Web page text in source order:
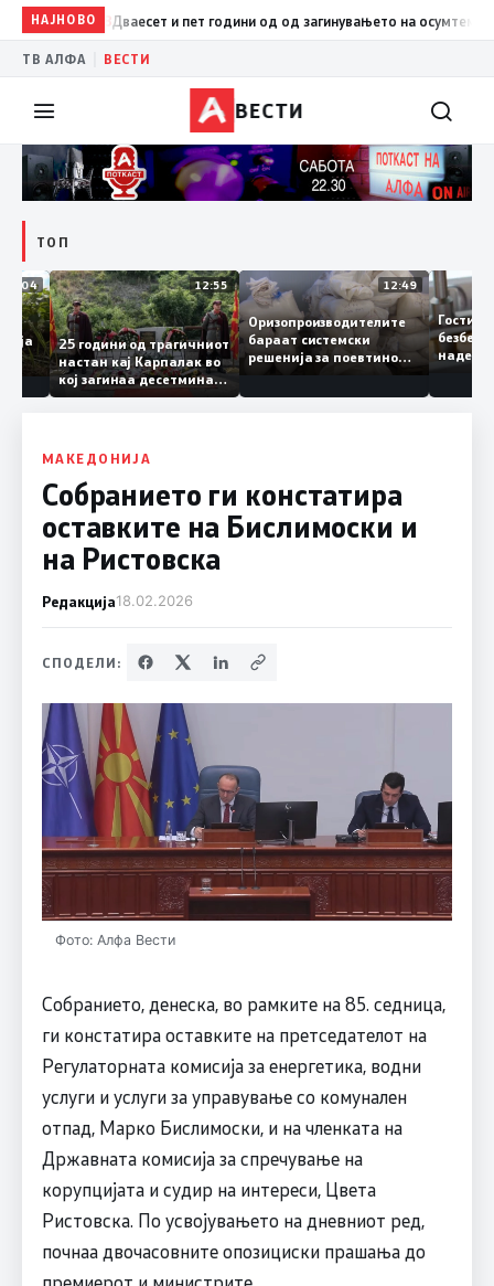
НАЈНОВО
07:28Дваесет и пет години од од загинувањето на осумтемина
ТВ АЛФА ВЕСТИ
ВЕСТИ
ТОП
13:04 12:55
25 години од трагичниот
настан кај Карпалак во
кој загинаа десетмина
македонски бранители
12:49
Оризопроизводителите
бараат системски
решенија за поевтино
производство
МАКЕДОНИЈА
Собранието ги констатира
оставките на Бислимоски и
на Ристовска
Редакција18.02.2026
СПОДЕЛИ:
Фото: Алфа Вести
Собранието, денеска, во рамките на 85. седница,
ги констатира оставките на претседателот на
Регулаторната комисија за енергетика, водни
услуги и услуги за управување со комунален
отпад, Марко Бислимоски, и на членката на
Државната комисија за спречување на
корупцијата и судир на интереси, Цвета
Ристовска. По усвојувањето на дневниот ред,
почнаа двочасовните опозициски прашања до